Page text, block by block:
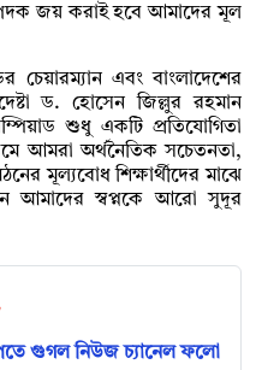
পদক জয় করাই হবে আমাদের মূল
চেয়ারম্যান এবং বাংলাদেশের
ড. হোসেন জিল্লুর রহমান
শুধু একটি প্রতিযোগিতা
আমরা অর্থনৈতিক সচেতনতা,
মূল্যবোধ শিক্ষার্থীদের মাঝে
আমাদের স্বপ্নকে আরো সুদূর
গুগল নিউজ চ্যানেল ফলো